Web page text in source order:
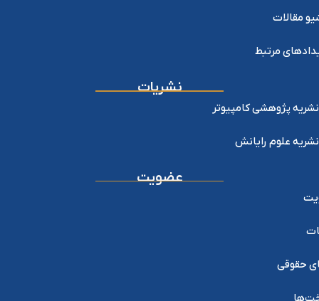
مقالات
مرتبط
نشریات
نشریه پژوهشی کامپیوتر
نشریه علوم رایانش
عضویت
حقوقی